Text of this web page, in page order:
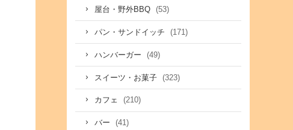
屋台・野外BBQ (53)
パン・サンドイッチ (171)
ハンバーガー (49)
スイーツ・お菓子 (323)
カフェ (210)
バー (41)